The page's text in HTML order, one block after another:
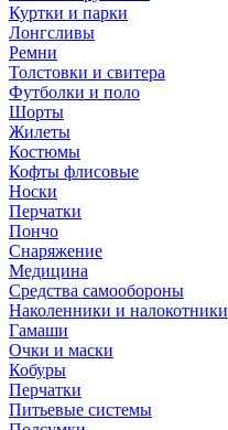
Куртки и парки
Лонгсливы
Ремни
Толстовки и свитера
Футболки и поло
Шорты
Жилеты
Костюмы
Кофты флисовые
Носки
Перчатки
Пончо
Снаряжение
Медицина
Средства самообороны
Наколенники и налокотники
Гамаши
Очки и маски
Кобуры
Перчатки
Питьевые системы